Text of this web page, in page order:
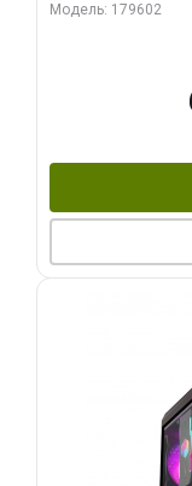
Модель: 179602